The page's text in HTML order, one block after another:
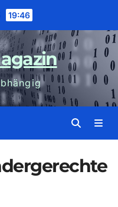
19:46